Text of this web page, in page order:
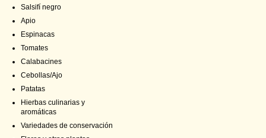
Salsifí negro
Apio
Espinacas
Tomates
Calabacines
Cebollas/Ajo
Patatas
Hierbas culinarias y
aromáticas
Variedades de conservación